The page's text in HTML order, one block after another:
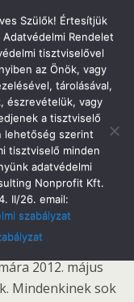
Email SMS
2012. május
Mindenkinek sok
Szülők! Értesítjük
Rendelet
tisztviselővel
az Önök, vagy
tárolásával,
észrevételük, vagy
a tisztviselő
lehetőség szerint
tisztviselő minden
adatvédelmi
Nonprofit Kft.
II/26. email:
szabályzat